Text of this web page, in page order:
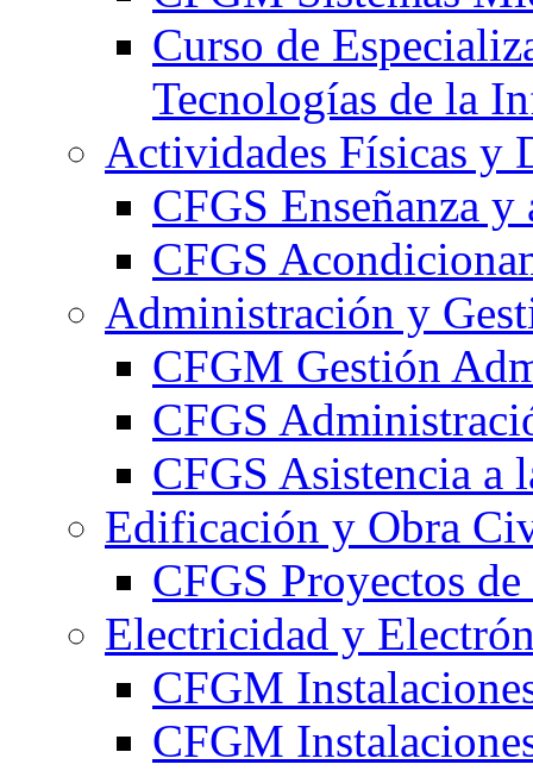
Curso de
Tecnologías de la
Actividades Físicas y
CFGS Enseñanza
CFGS
Administración y
CFGM Gestión
CFGS
CFGS Asistencia a
Edificación y Obra
CFGS Proyectos
Electricidad y
CFGM
CFGM